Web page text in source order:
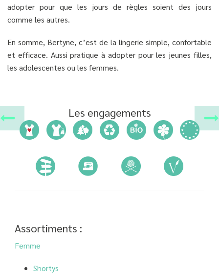
adopter pour que les jours de règles soient des jours
comme les autres.
En somme, Bertyne, c’est de la lingerie simple, confortable
et efficace. Aussi pratique à adopter pour les jeunes filles,
les adolescentes ou les femmes.
Les engagements
Assortiments :
Femme
Shortys